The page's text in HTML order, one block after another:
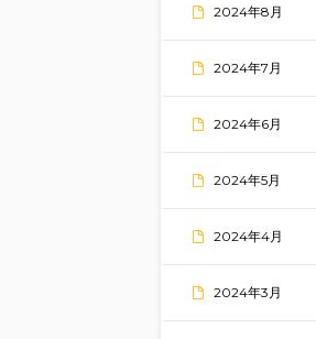
2024年8月
2024年7月
2024年6月
2024年5月
2024年4月
2024年3月